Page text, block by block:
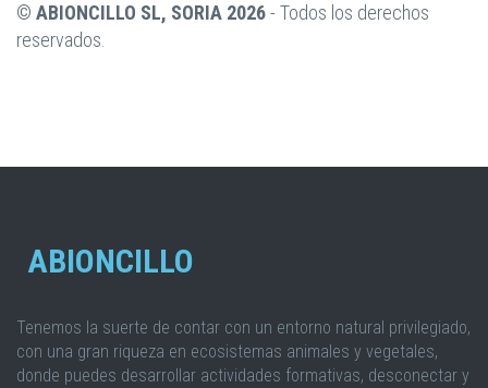
© ABIONCILLO SL, SORIA 2026- Todos los derechos
reservados.
ABIONCILLO
Tenemos la suerte de contar con un entorno natural privilegiado,
con una gran riqueza en ecosistemas animales y vegetales,
donde puedes desarrollar actividades formativas, desconectar y